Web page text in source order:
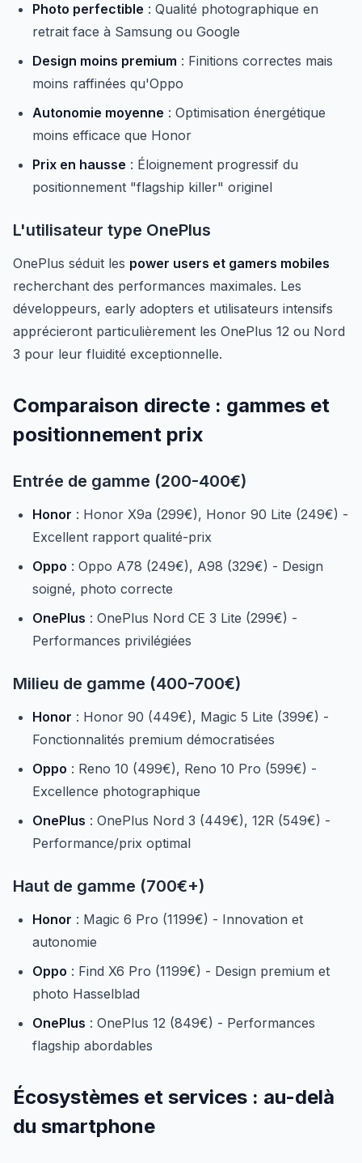
Photo perfectible : Qualité photographique en
retrait face à Samsung ou Google
Design moins premium : Finitions correctes mais
moins raffinées qu'Oppo
Autonomie moyenne : Optimisation énergétique
moins efficace que Honor
Prix en hausse : Éloignement progressif du
positionnement "flagship killer" originel
L'utilisateur type OnePlus
OnePlus séduit les power users et gamers mobiles
recherchant des performances maximales. Les
développeurs, early adopters et utilisateurs intensifs
apprécieront particulièrement les OnePlus 12 ou Nord
3 pour leur fluidité exceptionnelle.
Comparaison directe : gammes et
positionnement prix
Entrée de gamme (200-400€)
Honor : Honor X9a (299€), Honor 90 Lite (249€) -
Excellent rapport qualité-prix
Oppo : Oppo A78 (249€), A98 (329€) - Design
soigné, photo correcte
OnePlus : OnePlus Nord CE 3 Lite (299€) -
Performances privilégiées
Milieu de gamme (400-700€)
Honor : Honor 90 (449€), Magic 5 Lite (399€) -
Fonctionnalités premium démocratisées
Oppo : Reno 10 (499€), Reno 10 Pro (599€) -
Excellence photographique
OnePlus : OnePlus Nord 3 (449€), 12R (549€) -
Performance/prix optimal
Haut de gamme (700€+)
Honor : Magic 6 Pro (1199€) - Innovation et
autonomie
Oppo : Find X6 Pro (1199€) - Design premium et
photo Hasselblad
OnePlus : OnePlus 12 (849€) - Performances
flagship abordables
Écosystèmes et services : au-delà
du smartphone